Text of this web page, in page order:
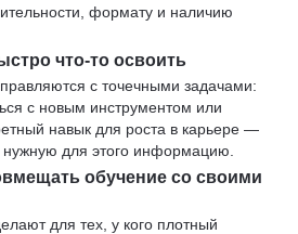
формату и наличию
что-то освоить
с точечными задачами:
с новым инструментом или
навык для роста в карьере —
для этого информацию.
обучение со своими
для тех, у кого плотный